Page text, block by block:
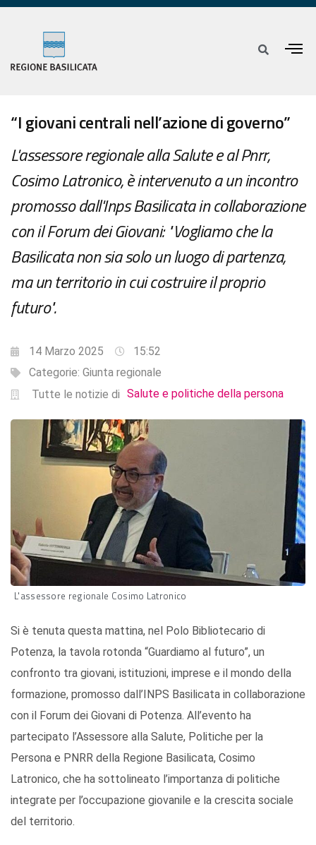
“I giovani centrali nell’azione di governo”
L'assessore regionale alla Salute e al Pnrr,
Cosimo Latronico, è intervenuto a un incontro
promosso dall'Inps Basilicata in collaborazione
con il Forum dei Giovani: "Vogliamo che la
Basilicata non sia solo un luogo di partenza,
ma un territorio in cui costruire il proprio
futuro".
14 Marzo 2025
15:52
Categorie: Giunta regionale
Tutte le notizie di Salute e politiche della persona
L'assessore regionale Cosimo Latronico
Si è tenuta questa mattina, nel Polo Bibliotecario di
Potenza, la tavola rotonda “Guardiamo al futuro”, un
confronto tra giovani, istituzioni, imprese e il mondo della
formazione, promosso dall’INPS Basilicata in collaborazione
con il Forum dei Giovani di Potenza. All’evento ha
partecipato l’Assessore alla Salute, Politiche per la
Persona e PNRR della Regione Basilicata, Cosimo
Latronico, che ha sottolineato l’importanza di politiche
integrate per l’occupazione giovanile e la crescita sociale
del territorio.